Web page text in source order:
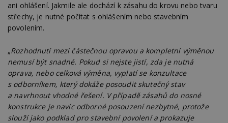
ani ohlášení. Jakmile ale dochází k zásahu do krovu nebo tvaru
střechy, je nutné počítat s ohlášením nebo stavebním
povolením.
„Rozhodnutí mezi částečnou opravou a kompletní výměnou
nemusí být snadné. Pokud si nejste jistí, zda je nutná
oprava, nebo celková výměna, vyplatí se konzultace
s odborníkem, který dokáže posoudit skutečný stav
a navrhnout vhodné řešení. V případě zásahů do nosné
konstrukce je navíc odborné posouzení nezbytné, protože
slouží jako podklad pro stavební povolení a prokazuje